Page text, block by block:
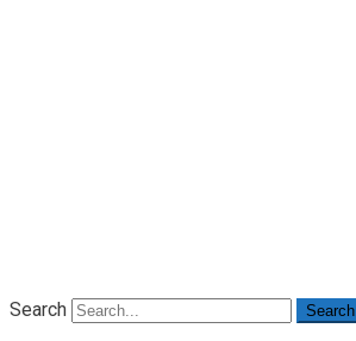
Search Search